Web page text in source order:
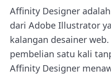
Affinity Designer
dari Adobe Illustrator
kalangan desainer
pembelian satu kali
Affinity Designer